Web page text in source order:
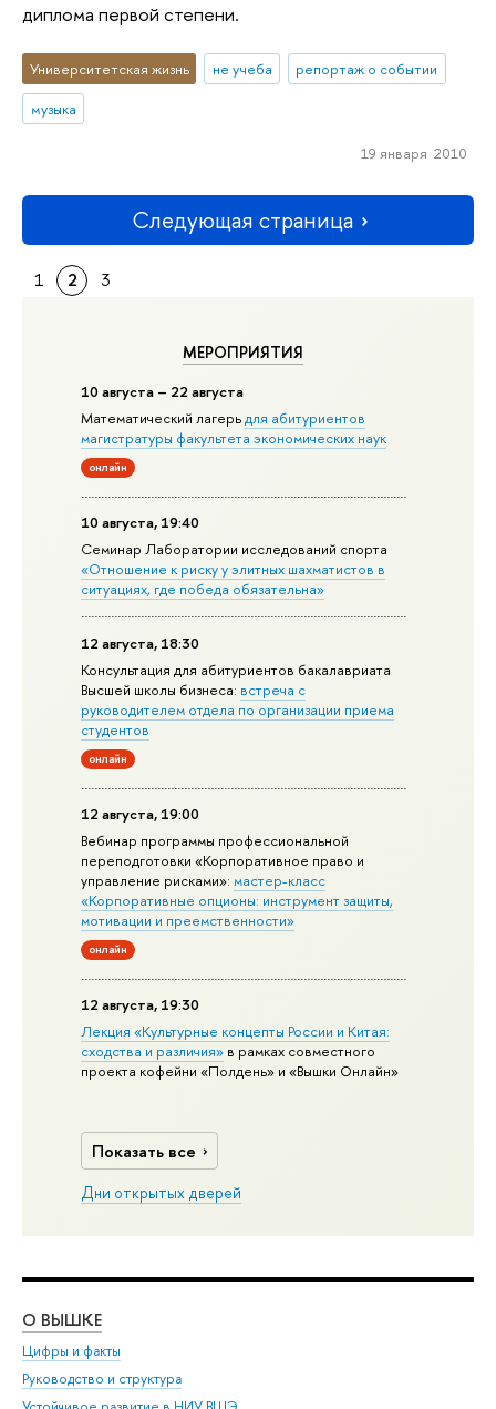
МЕРОПРИЯТИЯ
10 августа – 22 августа
Математический лагерьдля абитуриентов
магистратуры факультета экономических наук
онлайн
10 августа, 19:40
Семинар Лаборатории исследований спорта
«Отношение к риску у элитных шахматистов в
ситуациях, где победа обязательна»
12 августа, 18:30
Консультация для абитуриентов бакалавриата
Высшей школы бизнеса: встреча с
руководителем отдела по организации приема
студентов
онлайн
12 августа, 19:00
Вебинар программы профессиональной
переподготовки «Корпоративное право и
управление рисками»:мастер-класс
«Корпоративные опционы: инструмент защиты,
мотивации и преемственности»
онлайн
12 августа, 19:30
Лекция «Культурные концепты России и Китая:
сходства и различия» в рамках совместного
проекта кофейни «Полдень» и «Вышки Онлайн»
Показать все
Дни открытых дверей
диплома первой степени.
Университетская жизнь не учеба
репортаж о событии
музыка
19 января 2010
Следующая страница
1 2 3
О ВЫШКЕ
Цифры и факты
Руководство и структура